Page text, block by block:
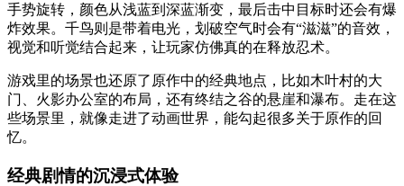
手势旋转，颜色从浅蓝到深蓝渐变，最后击中目标时还会有爆
炸效果。千鸟则是带着电光，划破空气时会有“滋滋”的音效，
视觉和听觉结合起来，让玩家仿佛真的在释放忍术。
游戏里的场景也还原了原作中的经典地点，比如木叶村的大
门、火影办公室的布局，还有终结之谷的悬崖和瀑布。走在这
些场景里，就像走进了动画世界，能勾起很多关于原作的回
忆。
经典剧情的沉浸式体验